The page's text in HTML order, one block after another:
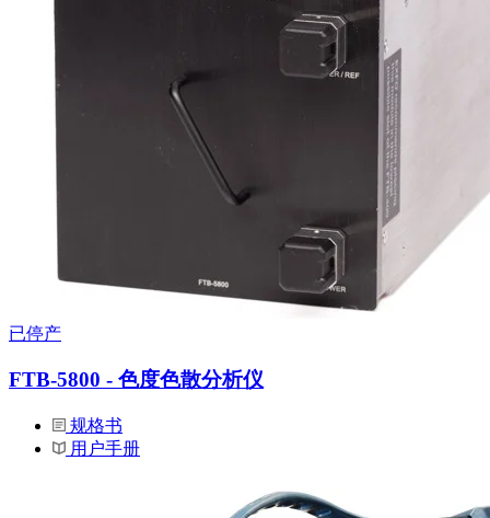
已停产
FTB-5800 - 色度色散分析仪
规格书
用户手册